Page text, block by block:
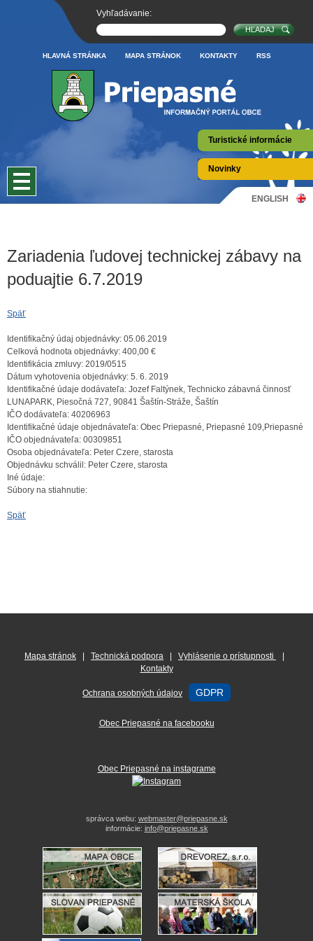
Turistické informácie
Novinky
HLAVNÁ STRÁNKA MAPA STRÁNOK KONTAKTY RSS
Vyhľadávanie:
ENGLISH
Zariadenia ľudovej technickej zábavy na
poduajtie 6.7.2019
Späť
Identifikačný údaj objednávky: 05.06.2019
Celková hodnota objednávky: 400,00 €
Identifikácia zmluvy: 2019/0515
Dátum vyhotovenia objednávky: 5. 6. 2019
Identifikačné údaje dodávateľa: Jozef Faltýnek, Technicko zábavná činnosť
LUNAPARK, Piesočná 727, 90841 Šaštín-Stráže, Šaštín
IČO dodávateľa: 40206963
Identifikačné údaje objednávateľa: Obec Priepasné, Priepasné 109,Priepasné
IČO objednávateľa: 00309851
Osoba objednávateľa: Peter Czere, starosta
Objednávku schválil: Peter Czere, starosta
Iné údaje:
Súbory na stiahnutie:
Späť
Mapa stránok Technická podpora Vyhlásenie o prístupnosti
Kontakty
Ochrana osobných údajov GDPR
Obec Priepasné na facebooku
Obec Priepasné na instagrame
správca webu: webmaster@priepasne.sk
informácie: info@priepasne.sk